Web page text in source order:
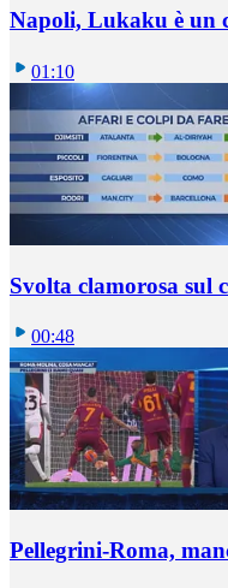
Napoli, Lukaku è un
01:10
Svolta clamorosa sul
00:48
Pellegrini-Roma,